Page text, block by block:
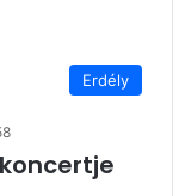
Erdély